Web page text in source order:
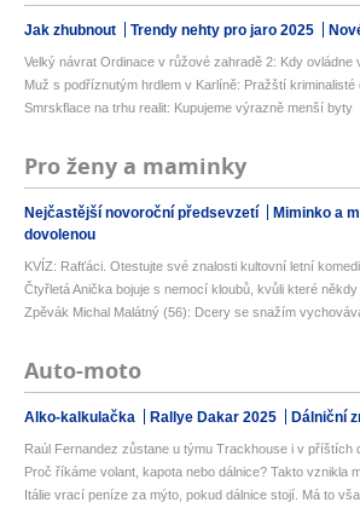
Jak zhubnout Trendy nehty pro jaro 2025
Velký návrat Ordinace v růžové zahradě 2: Kdy ovládne
Muž s podříznutým hrdlem v Karlíně: Pražští kriminalisté
Smrskflace na trhu realit: Kupujeme výrazně menší byty
Pro ženy a maminky
Nejčastější novoroční předsevzetí Miminko a
dovolenou
KVÍZ: Rafťáci. Otestujte své znalosti kultovní letní
Čtyřletá Anička bojuje s nemocí kloubů, kvůli které někdy
Zpěvák Michal Malátný (56): Dcery se snažím
Auto-moto
Alko-kalkulačka Rallye Dakar 2025 Dálniční
Raúl Fernandez zůstane u týmu Trackhouse i v příštích
Proč říkáme volant, kapota nebo dálnice? Takto vznikla
Itálie vrací peníze za mýto, pokud dálnice stojí. Má to